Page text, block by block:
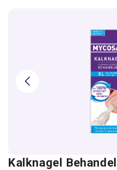
Kalknagel